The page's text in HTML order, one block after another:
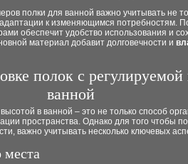
полки для ванной важно учитывать не
к изменяющимся потребностям.
обеспечит удобство использования и
материал добавит долговечности и
полок с
ванной
в ванной – это не только способ
пространства. Однако для того чтобы
важно учитывать несколько ключевых
места